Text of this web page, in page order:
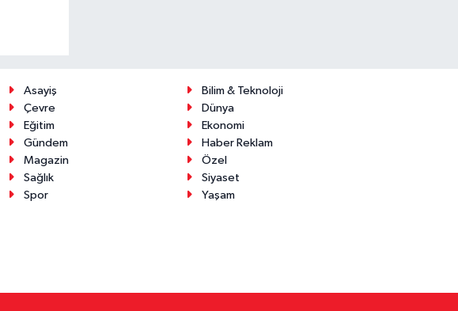
Asayiş
Bilim & Teknoloji
Çevre
Dünya
Eğitim
Ekonomi
Gündem
Haber Reklam
Magazin
Özel
Sağlık
Siyaset
Spor
Yaşam